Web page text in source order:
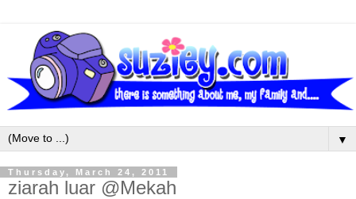
▼
Thursday, March 24, 2011
ziarah luar @Mekah